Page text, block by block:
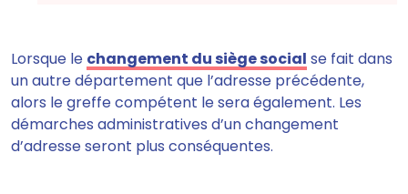
Lorsque le changement du siège social se fait dans
un autre département que l’adresse précédente,
alors le greffe compétent le sera également. Les
démarches administratives d’un changement
d’adresse seront plus conséquentes.